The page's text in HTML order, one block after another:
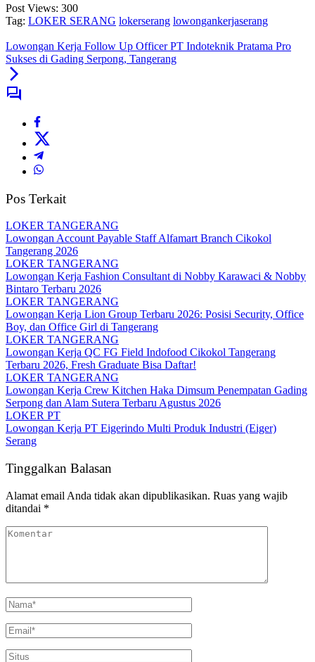
Post Views: 300
Tag: LOKER SERANG lokerserang lowongankerjaserang
Lowongan Kerja Follow Up Officer PT Indoteknik Pratama Pro
Sukses di Gading Serpong, Tangerang
Pos Terkait
LOKER TANGERANG
Lowongan Account Payable Staff Alfamart Branch Cikokol
Tangerang 2026
LOKER TANGERANG
Lowongan Kerja Fashion Consultant di Nobby Karawaci & Nobby
Bintaro Terbaru 2026
LOKER TANGERANG
Lowongan Kerja Lion Group Terbaru 2026: Posisi Security, Office
Boy, dan Office Girl di Tangerang
LOKER TANGERANG
Lowongan Kerja QC FG Field Indofood Cikokol Tangerang
Terbaru 2026, Fresh Graduate Bisa Daftar!
LOKER TANGERANG
Lowongan Kerja Crew Kitchen Haka Dimsum Penempatan Gading
Serpong dan Alam Sutera Terbaru Agustus 2026
LOKER PT
Lowongan Kerja PT Eigerindo Multi Produk Industri (Eiger)
Serang
Tinggalkan Balasan
Alamat email Anda tidak akan dipublikasikan. Ruas yang wajib
ditandai *